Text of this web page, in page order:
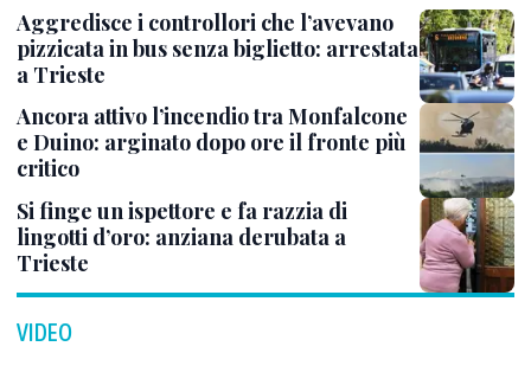
Aggredisce i controllori che l’avevano
pizzicata in bus senza biglietto: arrestata
a Trieste
Ancora attivo l’incendio tra Monfalcone
e Duino: arginato dopo ore il fronte più
critico
Si finge un ispettore e fa razzia di
lingotti d’oro: anziana derubata a
Trieste
VIDEO